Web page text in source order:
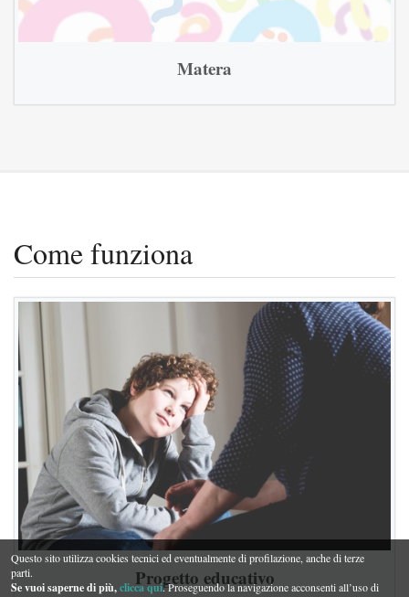
Matera
Come funziona
Progetto educativo
Questo sito utilizza cookies tecnici ed eventualmente di profilazione, anche di terze
parti.
Se vuoi saperne di più,clicca qui. Proseguendo la navigazione acconsenti all’uso di